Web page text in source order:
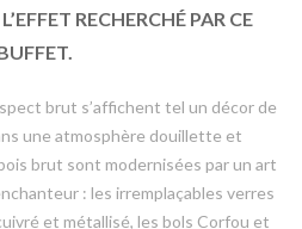
RECHERCHÉ PAR CE
brut s’affichent tel un décor de
une atmosphère douillette et
brut sont modernisées par un art
: les irremplaçables verres
et métallisé, les bols Corfou et